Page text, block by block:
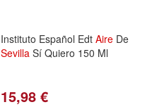
Instituto Español Edt Aire De
Sevilla Sí Quiero 150 Ml
15,98 €